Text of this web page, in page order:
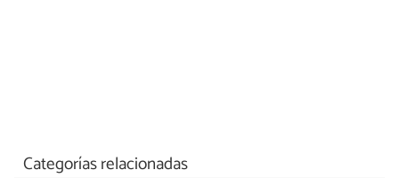
Categorías relacionadas